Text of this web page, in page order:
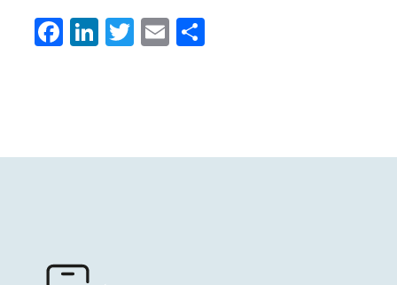
Facebook
LinkedIn
Twitter
Email